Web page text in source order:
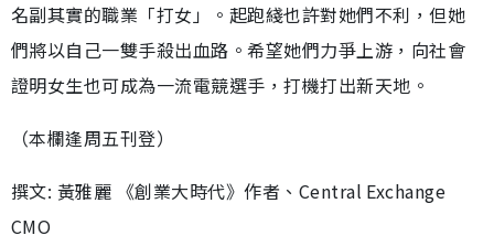
名副其實的職業「打女」。起跑綫也許對她們不利，但她
們將以自己一雙手殺出血路。希望她們力爭上游，向社會
證明女生也可成為一流電競選手，打機打出新天地。
（本欄逢周五刊登）
撰文: 黃雅麗 《創業大時代》作者、Central Exchange
CMO